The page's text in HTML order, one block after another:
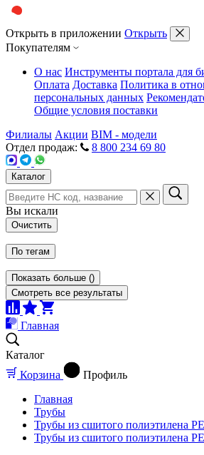
Открыть в приложении Открыть
Покупателям
О нас Инструменты портала для
Оплата Доставка Политика в
персональных данных
Общие условия поставки
Филиалы Акции BIM - модели
Отдел продаж:
8 800 234 69 80
Каталог
Вы искали
Очистить
По тегам
Показать больше ()
Смотреть все результаты
Главная
Каталог
Корзина
Профиль
Главная
Трубы
Трубы из сшитого полиэтилена
Трубы из сшитого полиэтилена